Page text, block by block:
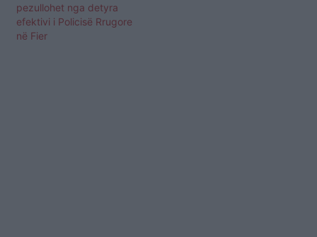
pezullohet nga detyra
efektivi i Policisë Rrugore
në Fier